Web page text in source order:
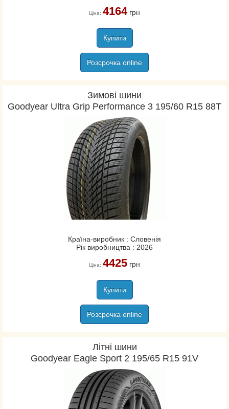
Ціна: 4164грн
Купити
Розсрочка online
Зимові шини
Goodyear Ultra Grip Performance 3 195/60 R15 88T
Країна-виробник : Словенія
Рік виробництва : 2026
Ціна: 4425грн
Купити
Розсрочка online
Літні шини
Goodyear Eagle Sport 2 195/65 R15 91V